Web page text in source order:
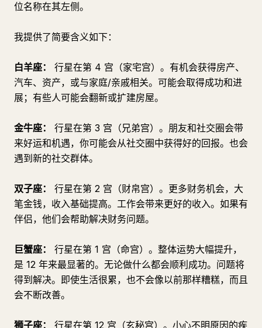
位名称在其左侧。
我提供了简要含义如下：
白羊座：
行星在第 4 宫（家宅宫）。有机会获得房产、
汽车、资产，或与家庭/亲戚相关。可能会取得成功和进
展；有些人可能会翻新或扩建房屋。
金牛座：
行星在第 3 宫（兄弟宫）。朋友和社交圈会带
来好运和机遇，你可能会从社交圈中获得好的回报。也会
遇到新的社交群体。
双子座：
行星在第 2 宫（财帛宫）。更多财务机会，大
笔金钱，收入基础提高。工作会带来更好的收入。如果有
伴侣，他们会帮助解决财务问题。
巨蟹座：
行星在第 1 宫（命宫）。整体运势大幅提升，
是 12 年来最显著的。无论做什么都会顺利成功。问题将
得到解决。即使生活很累，也不会像以前那样糟糕，而且
会不断改善。
狮子座：
行星在第 12 宫（玄秘宫）。小心不明原因的疾